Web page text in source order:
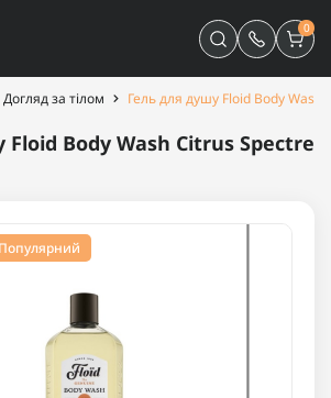
0
Догляд за тілом Гель для душу Floid Body
Body Wash Citrus Spectre
Популярний